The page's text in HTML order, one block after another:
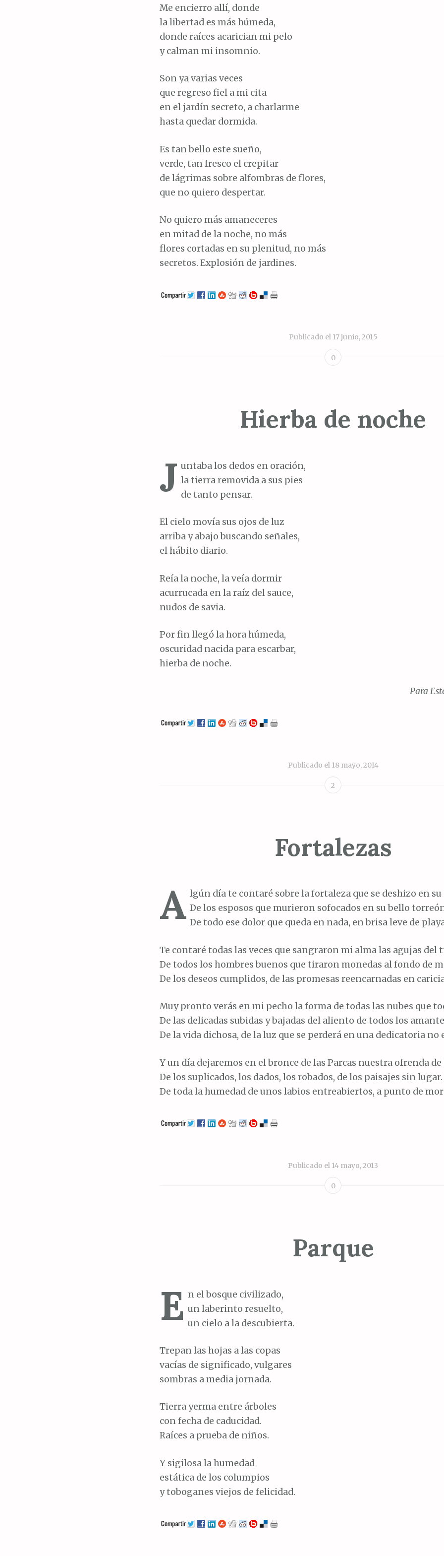
Me encierro allí, donde
la libertad es más húmeda,
donde raíces acarician mi pelo
y calman mi insomnio.
Son ya varias veces
que regreso fiel a mi cita
en el jardín secreto, a charlarme
hasta quedar dormida.
Es tan bello este sueño,
verde, tan fresco el crepitar
de lágrimas sobre alfombras de flores,
que no quiero despertar.
No quiero más amaneceres
en mitad de la noche, no más
flores cortadas en su plenitud, no más
secretos. Explosión de jardines.
Publicado el 17 junio, 2015
0
Hierba de noche
J untaba los dedos en oración,
la tierra removida a sus pies
de tanto pensar.
El cielo movía sus ojos de luz
arriba y abajo buscando señales,
el hábito diario.
Reía la noche, la veía dormir
acurrucada en la raíz del sauce,
nudos de savia.
Por fin llegó la hora húmeda,
oscuridad nacida para escarbar,
hierba de noche.
Para
Publicado el 18 mayo, 2014
2
Fortalezas
A lgún día te contaré sobre la fortaleza que se deshizo en
De los esposos que murieron sofocados en su bello
De todo ese dolor que queda en nada, en brisa leve de
Te contaré todas las veces que sangraron mi alma las agujas del
De todos los hombres buenos que tiraron monedas al fondo de
De los deseos cumplidos, de las promesas reencarnadas en
Muy pronto verás en mi pecho la forma de todas las nubes que
De las delicadas subidas y bajadas del aliento de todos los
De la vida dichosa, de la luz que se perderá en una dedicatoria no
Y un día dejaremos en el bronce de las Parcas nuestra ofrenda de
De los suplicados, los dados, los robados, de los paisajes sin lugar.
De toda la humedad de unos labios entreabiertos, a punto de
Publicado el 14 mayo, 2013
0
Parque
E n el bosque civilizado,
un laberinto resuelto,
un cielo a la descubierta.
Trepan las hojas a las copas
vacías de significado, vulgares
sombras a media jornada.
Tierra yerma entre árboles
con fecha de caducidad.
Raíces a prueba de niños.
Y sigilosa la humedad
estática de los columpios
y toboganes viejos de felicidad.